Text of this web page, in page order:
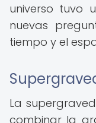
universo tuvo
nuevas
tiempo y el
La
combinar la